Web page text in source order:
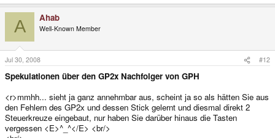
A Ahab
Well-Known Member
Jul 30, 2008 #12
Spekulationen über den GP2x Nachfolger von GPH
<r>mmhh... sieht ja ganz annehmbar aus, scheint ja so als hätten Sie aus
den Fehlern des GP2x und dessen Stick gelernt und diesmal direkt 2
Steuerkreuze eingebaut, nur haben Sie darüber hinaus die Tasten
vergessen <E>^_^</E> <br/>